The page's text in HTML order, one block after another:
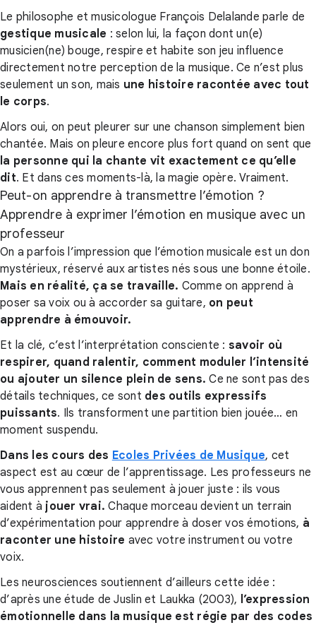
Le philosophe et musicologue François Delalande parle de
gestique musicale : selon lui, la façon dont un(e)
musicien(ne) bouge, respire et habite son jeu influence
directement notre perception de la musique. Ce n’est plus
seulement un son, mais une histoire racontée avec tout
le corps.
Alors oui, on peut pleurer sur une chanson simplement bien
chantée. Mais on pleure encore plus fort quand on sent que
la personne qui la chante vit exactement ce qu’elle
dit. Et dans ces moments-là, la magie opère. Vraiment.
Peut-on apprendre à transmettre l’émotion ?
Apprendre à exprimer l’émotion en musique avec un
professeur
On a parfois l’impression que l’émotion musicale est un don
mystérieux, réservé aux artistes nés sous une bonne étoile.
Mais en réalité, ça se travaille. Comme on apprend à
poser sa voix ou à accorder sa guitare, on peut
apprendre à émouvoir.
Et la clé, c’est l’interprétation consciente : savoir où
respirer, quand ralentir, comment moduler l’intensité
ou ajouter un silence plein de sens. Ce ne sont pas des
détails techniques, ce sont des outils expressifs
puissants. Ils transforment une partition bien jouée… en
moment suspendu.
Dans les cours des Ecoles Privées de Musique, cet
aspect est au cœur de l’apprentissage. Les professeurs ne
vous apprennent pas seulement à jouer juste : ils vous
aident à jouer vrai. Chaque morceau devient un terrain
d’expérimentation pour apprendre à doser vos émotions, à
raconter une histoire avec votre instrument ou votre
voix.
Les neurosciences soutiennent d’ailleurs cette idée :
d’après une étude de Juslin et Laukka (2003), l’expression
émotionnelle dans la musique est régie par des codes